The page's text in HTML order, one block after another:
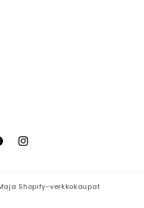
Instagram
Shopify-verkkokaupat